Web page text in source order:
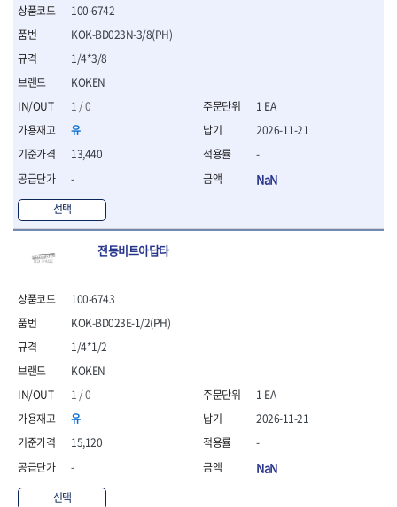
- 양구스패너세트
- 옵셋렌치세트
- 라쳇콤비네이션렌치세
- 몽키스패너
- 라쳇콤비네이션세트
- 함마렌치
- 멀티플라이어
- 미니라쳇세트
- 라쳇 드라이버
- 라쳇스패너
- 스피드렌치
- 절연옵셋렌치
- 절연연결대
- 절연드라이버
- 절연스패너
- 절연T렌치
- 절연소켓
- 절연별소켓
- 절연라쳇핸들
100-6742
KOKEN
1 / 0
유
13,440
-
선택
KOK-BD023N-3/8(PH)
1/4*3/8
1 EA
2026-11-21
-
NaN
전동비트아답타
100-6743
KOKEN
1 / 0
유
15,120
-
선택
KOK-BD023E-1/2(PH)
1/4*1/2
1 EA
2026-11-21
-
NaN